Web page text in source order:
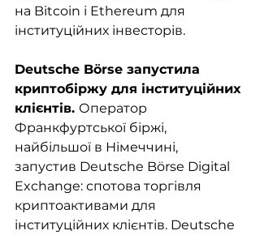
на Bitcoin і Ethereum для
інституційних інвесторів.
Deutsche Börse запустила
криптобіржу для інституційних
клієнтів. Оператор
Франкфуртської біржі,
найбільшої в Німеччині,
запустив Deutsche Börse Digital
Exchange: спотова торгівля
криптоактивами для
інституційних клієнтів. Deutsche